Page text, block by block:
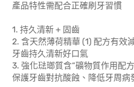
產品特性需配合正確刷牙習慣
1. 持久清新 + 固齒
2. 含天然薄荷精華 (1) 配方有效
牙齒持久清新好口氣
3. 強化琺瑯質含“礦物質作用配
保護牙齒對抗酸蝕、降低牙周病